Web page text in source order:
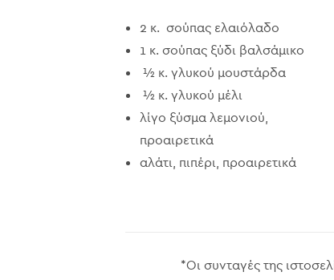
2 κ. σούπας ελαιόλαδο
1 κ. σούπας ξύδι βαλσάμικο
½ κ. γλυκού μουστάρδα
½ κ. γλυκού μέλι
λίγο ξύσμα λεμονιού,
προαιρετικά
αλάτι, πιπέρι, προαιρετικά
*Οι συνταγές της